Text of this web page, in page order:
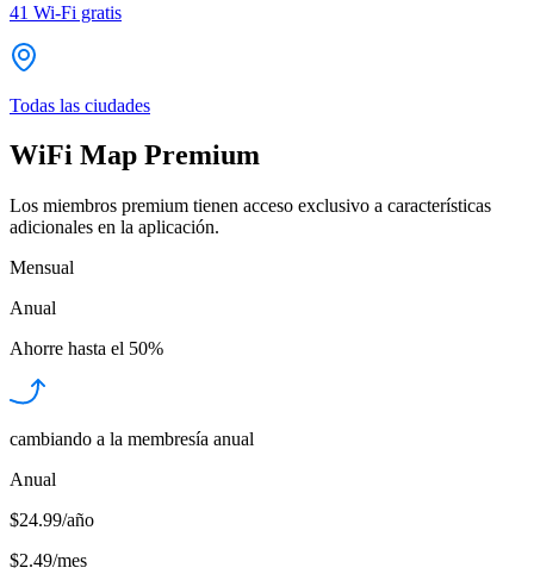
41 Wi-Fi gratis
Todas las ciudades
WiFi Map Premium
Los miembros premium tienen acceso exclusivo a características
adicionales en la aplicación.
Mensual
Anual
Ahorre hasta el 50%
cambiando a la membresía anual
Anual
$24.99/año
$2.49/mes